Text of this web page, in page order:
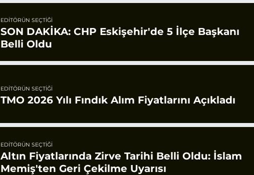
EDITÖRÜN SEÇTIĞI
SON DAKİKA: CHP Eskişehir'de 5 İlçe Başkanı
Belli Oldu
EDITÖRÜN SEÇTIĞI
TMO 2026 Yılı Fındık Alım Fiyatlarını Açıkladı
EDITÖRÜN SEÇTIĞI
Altın Fiyatlarında Zirve Tarihi Belli Oldu: İslam
Memiş'ten Geri Çekilme Uyarısı